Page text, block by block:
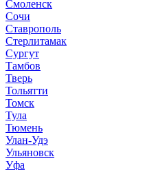
Смоленск
Сочи
Ставрополь
Стерлитамак
Сургут
Тамбов
Тверь
Тольятти
Томск
Тула
Тюмень
Улан-Удэ
Ульяновск
Уфа